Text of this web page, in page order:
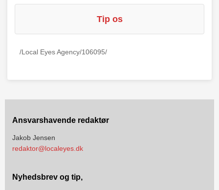
Tip os
/Local Eyes Agency/106095/
Ansvarshavende redaktør
Jakob Jensen
redaktor@localeyes.dk
Nyhedsbrev og tip,